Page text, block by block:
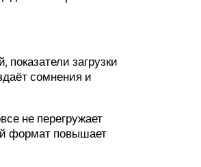
загрузки
сомнения и
не перегружает
формат повышает